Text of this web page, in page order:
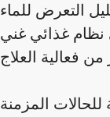
التعرض للماء
نظام غذائي غني
للحالات المزمنة